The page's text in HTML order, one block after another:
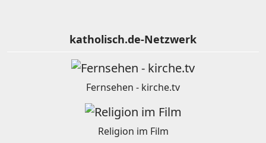
katholisch.de-Netzwerk
Fernsehen - kirche.tv
Religion im Film